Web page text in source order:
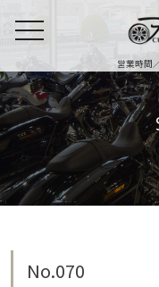
営業時間
toggle
navigation
No.070